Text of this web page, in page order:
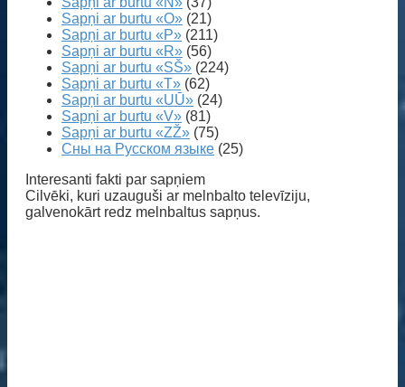
Sapņi ar burtu «O» (21)
Sapņi ar burtu «P» (211)
Sapņi ar burtu «R» (56)
Sapņi ar burtu «SŠ» (224)
Sapņi ar burtu «T» (62)
Sapņi ar burtu «UŪ» (24)
Sapņi ar burtu «V» (81)
Sapņi ar burtu «ZŽ» (75)
Сны на Русском языке (25)
Interesanti fakti par sapņiem
Cilvēki, kuri uzauguši ar melnbalto televīziju,
galvenokārt redz melnbaltus sapņus.